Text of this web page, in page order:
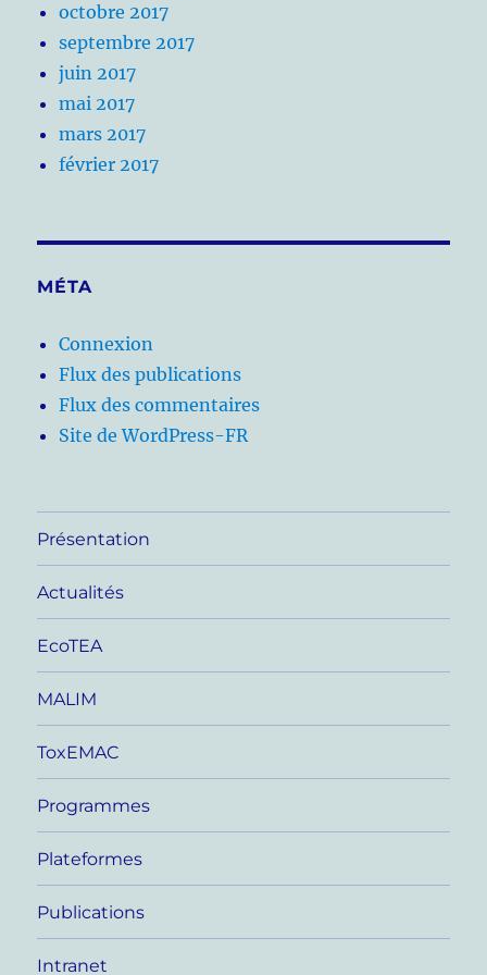
octobre 2017
septembre 2017
juin 2017
mai 2017
mars 2017
février 2017
MÉTA
Connexion
Flux des publications
Flux des commentaires
Site de WordPress-FR
Présentation
Actualités
EcoTEA
MALIM
ToxEMAC
Programmes
Plateformes
Publications
Intranet